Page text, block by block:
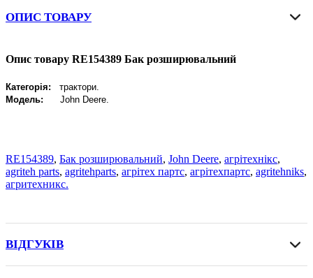
ОПИС ТОВАРУ
Опис товару RE154389 Бак розширювальний
Категорія: трактори.
Модель: John Deere.
RE154389, Бак розширювальний, John Deere, агрітехнікс,
agriteh parts, agritehparts, агрітех партс, агрітехпартс, agritehniks,
агритехникс.
ВІДГУКІВ